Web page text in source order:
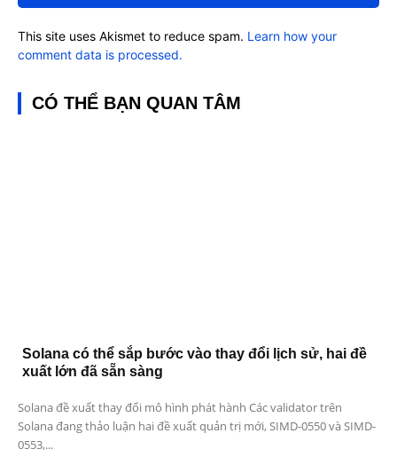
This site uses Akismet to reduce spam. Learn how your
comment data is processed.
CÓ THỂ BẠN QUAN TÂM
Solana có thể sắp bước vào thay đổi lịch sử, hai đề
xuất lớn đã sẵn sàng
Solana đề xuất thay đổi mô hình phát hành Các validator trên
Solana đang thảo luận hai đề xuất quản trị mới, SIMD-0550 và SIMD-
0553,...